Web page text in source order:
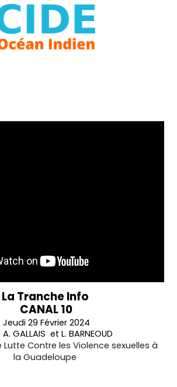
La Tranche Info
CANAL 10
Jeudi 29 Février 2024
GALLAIS et L. BARNEOUD
Lutte Contre les Violence sexuelles à
la Guadeloupe